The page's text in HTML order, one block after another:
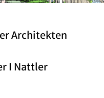
Architekten
I Nattler